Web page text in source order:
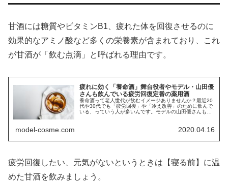
甘酒には糖質やビタミンB1、疲れた体を回復させるのに
効果的なアミノ酸など多くの栄養素が含まれており、これ
が甘酒が「飲む点滴」と呼ばれる理由です。
疲れに効く「養命酒」舞台役者やモデル・山田優
さんも飲んでいる疲労回復定番の薬用酒
養命酒って老人世代が飲むイメージありませんか？最近20
代や30代でも「疲労回復」や「冷え改善」のために飲んで
いる、っていう人が多いんです。モデルの山田優さんも
model-cosme.com 2020.04.16
疲労回復したい、元気がないというときは【寝る前】に温
めた甘酒を飲みましょう。